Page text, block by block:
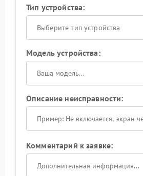
Тип устройства:
Выберите тип устройства
Модель устройства:
Описание неисправности:
Комментарий к заявке: